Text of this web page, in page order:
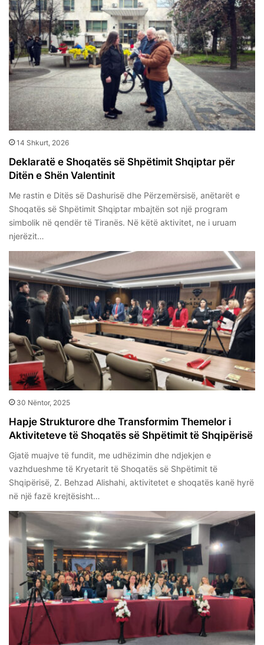
14 Shkurt, 2026
Deklaratë e Shoqatës së Shpëtimit Shqiptar për
Ditën e Shën Valentinit
Me rastin e Ditës së Dashurisë dhe Përzemërsisë, anëtarët e
Shoqatës së Shpëtimit Shqiptar mbajtën sot një program
simbolik në qendër të Tiranës. Në këtë aktivitet, ne i uruam
njerëzit…
30 Nëntor, 2025
Hapje Strukturore dhe Transformim Themelor i
Aktiviteteve të Shoqatës së Shpëtimit të Shqipërisë
Gjatë muajve të fundit, me udhëzimin dhe ndjekjen e
vazhdueshme të Kryetarit të Shoqatës së Shpëtimit të
Shqipërisë, Z. Behzad Alishahi, aktivitetet e shoqatës kanë hyrë
në një fazë krejtësisht…